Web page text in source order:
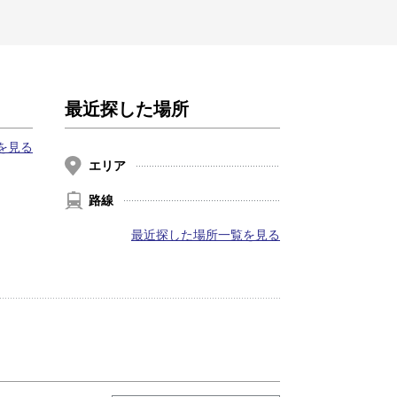
見る
最近探した場所
エリア
路線
最近探した場所一覧を見る